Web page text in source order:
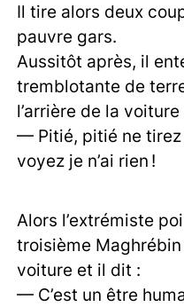
Il tire alors deux
pauvre gars.
Aussitôt après, il
tremblotante de
l’arrière de la voiture
— Pitié, pitié ne tirez
voyez je n’ai rien !
Alors l’extrémiste
troisième
voiture et il dit :
— C’est un être